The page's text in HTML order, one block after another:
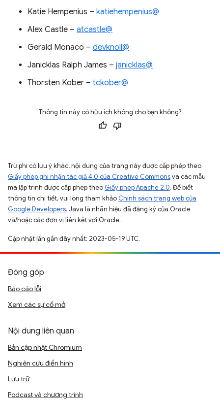
Katie Hempenius – katiehempenius@
Alex Castle – atcastle@
Gerald Monaco – devknoll@
Janicklas Ralph James – janicklas@
Thorsten Kober – tckober@
Thông tin này có hữu ích không cho bạn không?
Trừ phi có lưu ý khác, nội dung của trang này được cấp phép theo
Giấy phép ghi nhận tác giả 4.0 của Creative Commonsvà các mẫu
mã lập trình được cấp phép theo Giấy phép Apache 2.0. Để biết
thông tin chi tiết, vui lòng tham khảo Chính sách trang web của
Google Developers. Java là nhãn hiệu đã đăng ký của Oracle
và/hoặc các đơn vị liên kết với Oracle.
Cập nhật lần gần đây nhất: 2023-05-19 UTC.
Đóng góp
Báo cáo lỗi
Xem các sự cố mở
Nội dung liên quan
Bản cập nhật Chromium
Nghiên cứu điển hình
Lưu trữ
Podcast và chương trình